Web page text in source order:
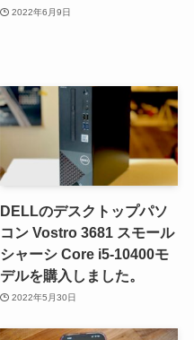
2022年6月9日
DELLのデスクトップパソ
コン Vostro 3681 スモール
シャーシ Core i5-10400モ
デルを購入しました。
2022年5月30日